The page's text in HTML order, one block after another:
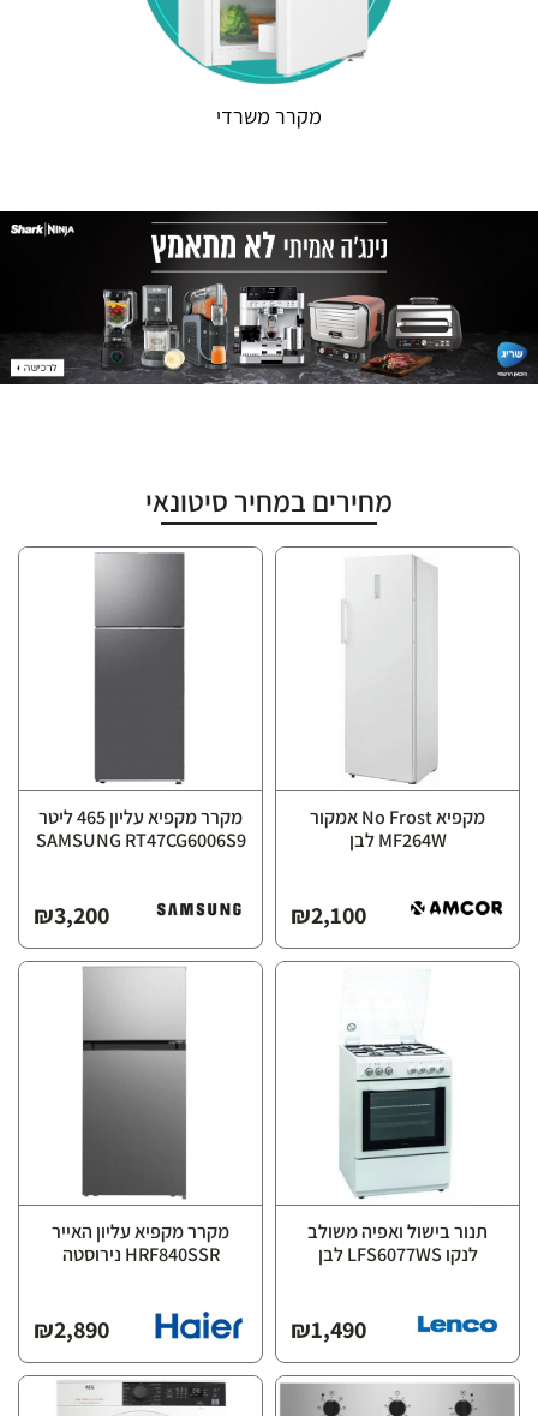
מקרר משרדי
מחירים במחיר סיטונאי
מקפיא No Frost אמקור
MF264W לבן
₪2,100
מקרר מקפיא עליון ‏465 ליטר
⁦SAMSUNG RT47CG6006S9⁩
₪3,200
תנור בישול ואפיה משולב
לנקו LFS6077WS לבן
₪1,490
מקרר מקפיא עליון האייר
HRF840SSR נירוסטה
₪2,890